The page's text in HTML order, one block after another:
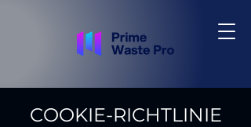
COOKIE-RICHTLINIE